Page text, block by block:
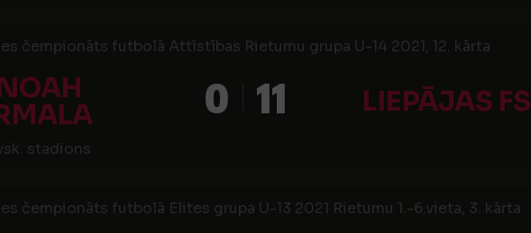
čempionāts futbolā Attīstības Rietumu grupa U-14 2021, 12. kārta
0 LIEPĀJAS FS
11
stadions
čempionāts futbolā Elites grupa U-13 2021 Rietumu 1.-6.vieta, 3. kārta